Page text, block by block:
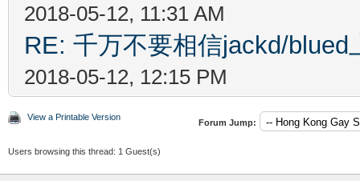
2018-05-12, 11:31 AM
RE: 千万不要相信jackd/
2018-05-12, 12:15 PM
View a Printable Version
Forum Jump:
Users browsing this thread: 1 Guest(s)